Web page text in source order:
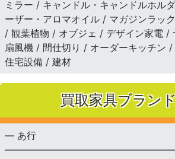
ミラー / キャンドル・キャンドルホル
ーザー・アロマオイル / マガジンラッ
/ 観葉植物 / オブジェ / デザイン家電 /
扇風機 / 間仕切り / オーダーキッチン
住宅設備 / 建材
買取家具ブラン
— あ行